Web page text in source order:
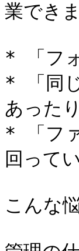
業でき
* 「フ
* 「同
あった
* 「フ
回って
こんな